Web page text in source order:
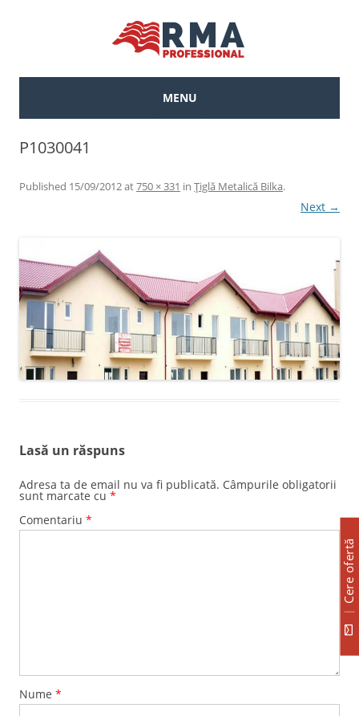
MENU
P1030041
Published 15/09/2012at750 × 331 in Țiglă Metalică Bilka.
Next →
Lasă un răspuns
Adresa ta de email nu va fi publicată. Câmpurile obligatorii
sunt marcate cu *
Comentariu *
Nume *
Cere ofertă